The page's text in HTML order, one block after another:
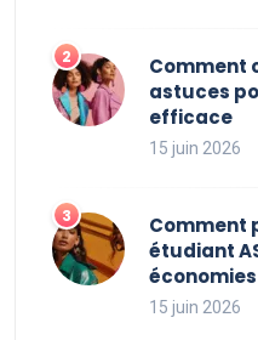
Comment
astuces
efficace
15 juin 2026
Comment
étudiant
15 juin 2026